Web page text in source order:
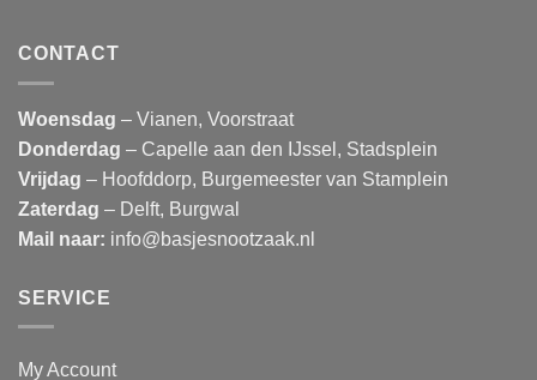
CONTACT
Woensdag – Vianen, Voorstraat
Donderdag – Capelle aan den IJssel, Stadsplein
Vrijdag – Hoofddorp, Burgemeester van Stamplein
Zaterdag – Delft, Burgwal
Mail naar: info@basjesnootzaak.nl
SERVICE
My Account